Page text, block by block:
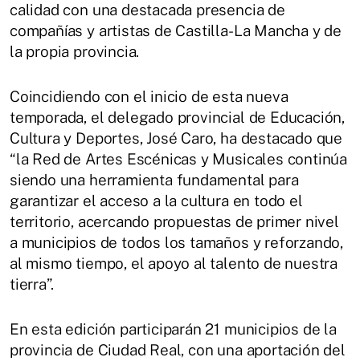
calidad con una destacada presencia de
compañías y artistas de Castilla-La Mancha y de
la propia provincia.
Coincidiendo con el inicio de esta nueva
temporada, el delegado provincial de Educación,
Cultura y Deportes, José Caro, ha destacado que
“la Red de Artes Escénicas y Musicales continúa
siendo una herramienta fundamental para
garantizar el acceso a la cultura en todo el
territorio, acercando propuestas de primer nivel
a municipios de todos los tamaños y reforzando,
al mismo tiempo, el apoyo al talento de nuestra
tierra”.
En esta edición participarán 21 municipios de la
provincia de Ciudad Real, con una aportación del